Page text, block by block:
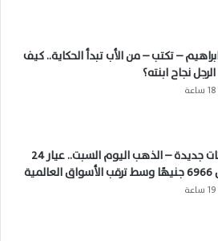
– تكتب – من الأب تبدأ الحكاية.. كيف
نجاح ابنته؟
تحديثات جديدة – الذهب اليوم السبت.. عيار 24